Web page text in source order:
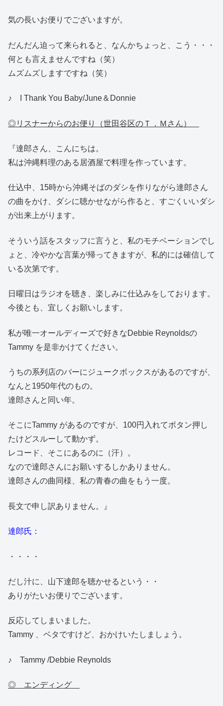
気の長いお便りでございますが。
だんだん迫って来られると、なんかちょっと、こう・・・
何とも言えませんですね（笑）
ムズムズしますですね（笑）
♪ I Thank You Baby/June＆Donnie
◎リスナーからのお便り（世田谷区のＴ．Ｍさん）
『達郎さん、こんにちは。
私は沖縄料理のある居酒屋で料理を作っています。
仕込中、15時から沖縄そばのダシを作りながら達郎さん
の曲をかけ、ダシに聴かせながら作ると、すごくいいダシ
が出来上がります。
そういう話をスタッフに言うと、私のモチベーションでし
ょと、冷やかな言葉が帰ってきますが、私的には確信して
いる次第です。
日曜日はラジオを聴き、楽しみに仕込みをしております。
今後とも、宜しくお願いします。
私が唯一オールディーズで好きなDebbie Reynoldsの
Tammy を是非かけてください。
うちの系列店のバーにジュークボックスがあるのですが、
なんと1950年代のもの。
達郎さんと同い年。
そこにTammy があるのですが、100円入れてボタン押し
たけどスルーして動かず。
レコード、そこにあるのに（汗）。
なので達郎さんにお願いするしかありません。
達郎さんの曲同様、私の青春の曲をもう一度。
長文で申し訳ありません。』
達郎氏：
・・・・
だし汁に、山下達郎を聴かせるという・・
ありがたいお便りでございます。
反応してしまいました。
Tammy 、ベタですけど、おかけいたしましょう。
♪ Tammy /Debbie Reynolds
◎ エンディング